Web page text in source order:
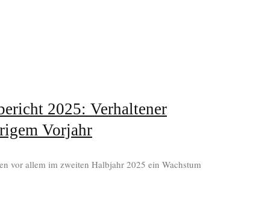
2025: Verhaltener
Vorjahr
vor allem im zweiten Halbjahr 2025 ein Wachstum